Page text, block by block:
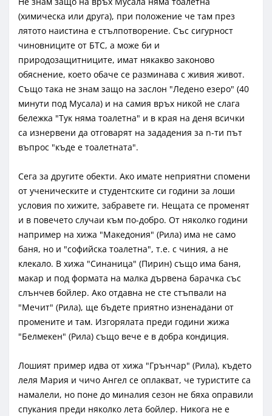
(химическа или друга), при положение че там през
лятото наистина е стълпотворение. Със сигурност
чиновниците от БТС, а може би и
природозащитниците, имат някакво законово
обяснение, което обаче се разминава с живия живот.
Също така не знам защо на заслон "Ледено езеро" (40
минути под Мусала) и на самия връх никой не слага
бележка "Тук няма тоалетна" и в края на деня всички
са изнервени да отговарят на зададения за n-ти път
въпрос "къде е тоалетната".
Сега за другите обекти. Ако имате неприятни спомени
от ученическите и студентските си години за лоши
условия по хижите, забравете ги. Нещата се променят
и в повечето случаи към по-добро. От няколко години
например на хижа "Македония" (Рила) има не само
баня, но и "софийска тоалетна", т.е. с чиния, а не
клекало. В хижа "Синаница" (Пирин) също има баня,
макар и под формата на малка дървена барачка със
слънчев бойлер. Ако отдавна не сте стъпвали на
"Мечит" (Рила), ще бъдете приятно изненадани от
промените и там. Изгорялата преди години жижа
"Белмекен" (Рила) също вече е в добра кондиция.
Лошият пример идва от хижа "Грънчар" (Рила), където
леля Мария и чичо Ангел се оплакват, че туристите са
намалели, но поне до миналия сезон не бяха оправили
спукания преди няколко лета бойлер. Никога не е